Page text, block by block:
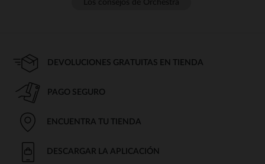
DEVOLUCIONES GRATUITAS EN TIENDA
PAGO SEGURO
ENCUENTRA TU TIENDA
DESCARGAR LA APLICACIÓN